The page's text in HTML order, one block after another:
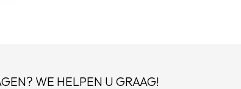
WE HELPEN U GRAAG!